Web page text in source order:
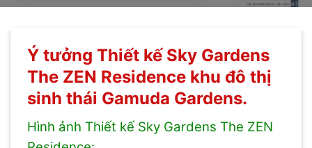
Ý tưởng Thiết kế Sky Gardens
The ZEN Residence khu đô thị
sinh thái Gamuda Gardens.
Hình ảnh Thiết kế Sky Gardens The ZEN